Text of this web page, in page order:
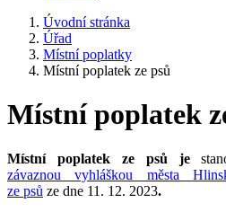
Úvodní stránka
Úřad
Místní poplatky
Místní poplatek ze psů
Místní poplatek
Místní poplatek ze psů je
závaznou vyhláškou města
ze psů ze dne 11. 12. 2023.